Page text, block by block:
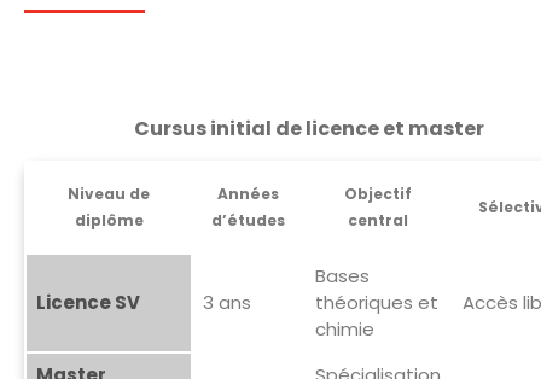
Cursus initial de licence et master
Niveau de
diplôme
Années
d’études
Objectif
central
Licence SV 3 ans
Bases
théoriques et
chimie
Accès